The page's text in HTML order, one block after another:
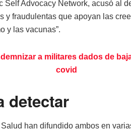
Self Advocacy Network, acusó al
y fraudulentas que apoyan las
y las vacunas”.
a militares dados de
covid
detectar
han difundido ambos en